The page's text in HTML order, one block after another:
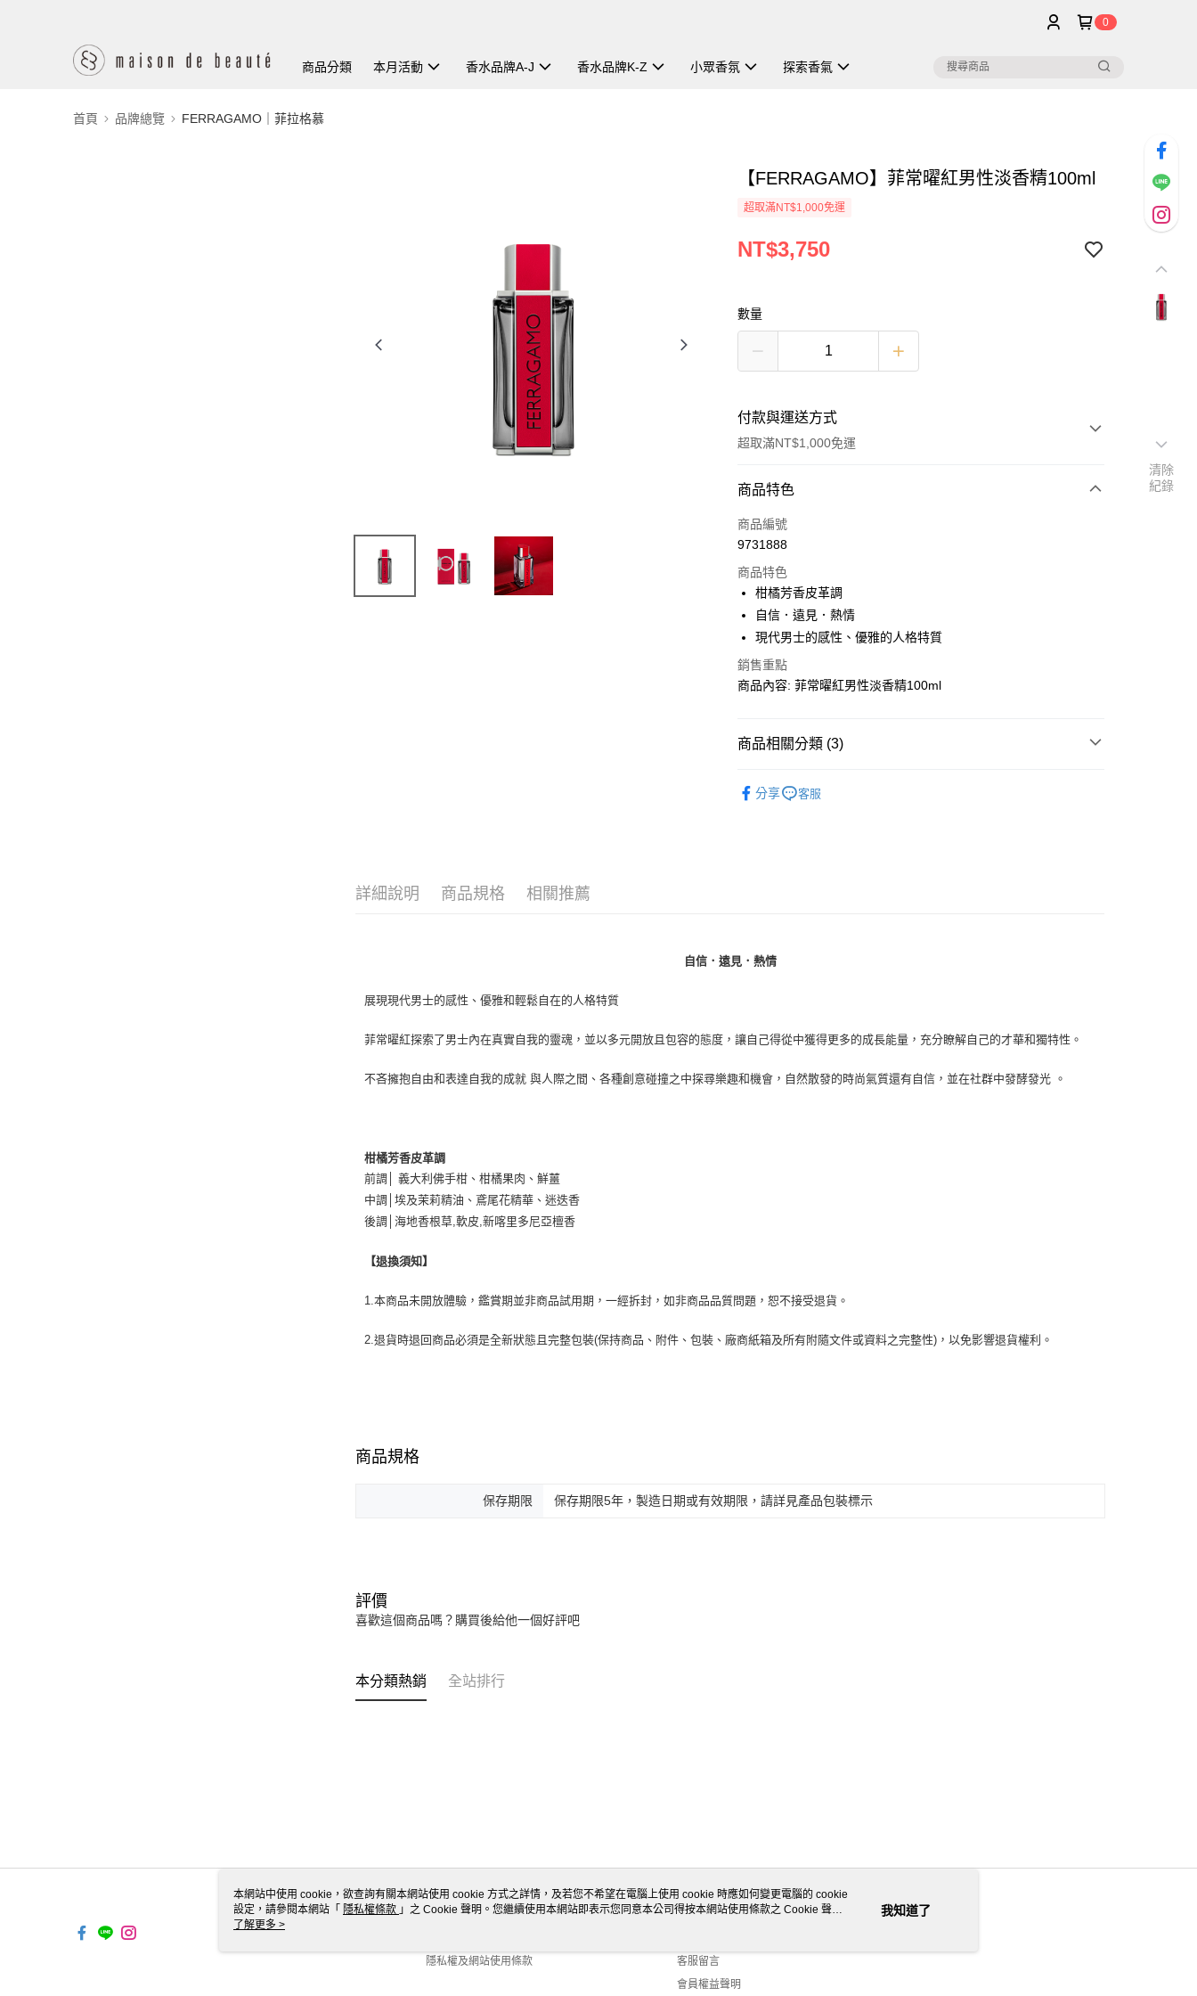
0
商品分類 本月活動 香水品牌A-J 香水品牌K-Z 小眾香氛 探索香氣
首頁 品牌總覽 FERRAGAMO｜菲拉格慕
【FERRAGAMO】菲常曜紅男性淡香精100ml
超取滿NT$1,000免運
NT$3,750
數量
付款與運送方式
超取滿NT$1,000免運
付款方式
信用卡一次付款
運送方式
付款後全家取貨
每筆NT$80，滿NT$1,000(含以上)免運費
每筆NT$80，滿NT$1,000(含以上)免運費
商品特色
商品編號
9731888
商品特色
柑橘芳香皮革調
自信．遠見．熱情
現代男士的感性、優雅的人格特質
銷售重點
商品內容: 菲常曜紅男性淡香精100ml
商品相關分類 (3)
分享 客服
詳細說明 商品規格 相關推薦
自信．遠見．熱情
展現現代男士的感性、優雅和輕鬆自在的人格特質
菲常曜紅探索了男士內在真實自我的靈魂，並以多元開放且包容的態度，讓自己得從中獲得更多的成長能量，充分瞭解自己的才華和獨特性。
不吝擁抱自由和表達自我的成就 與人際之間、各種創意碰撞之中探尋樂趣和機會，自然散發的時尚氣質還有自信，並在社群中發酵發光 。
柑橘芳香皮革調
前調│ 義大利佛手柑、柑橘果肉、鮮薑
中調│埃及茉莉精油、鳶尾花精華、迷迭香
後調│海地香根草,軟皮,新喀里多尼亞檀香
【退換須知】
1.本商品未開放體驗，鑑賞期並非商品試用期，一經拆封，如非商品品質問題，恕不接受退貨。
2.退貨時退回商品必須是全新狀態且完整包裝(保持商品、附件、包裝、廠商紙箱及所有附隨文件或資料之完整性)，以免影響退貨權利。
商品規格
保存期限 保存期限5年，製造日期或有效期限，請詳見產品包裝標示
評價
喜歡這個商品嗎？購買後給他一個好評吧
本分類熱銷 全站排行
關於我們
隱私權及網站使用條款
客服資訊
客服留言
會員權益聲明
清除
紀錄
本網站中使用 cookie，欲查詢有關本網站使用 cookie 方式之詳情，及若您不希望在電腦上使用 cookie 時應如何變更電腦的 cookie
設定，請參閱本網站「 隱私權條款 」之 Cookie 聲明。您繼續使用本網站即表示您同意本公司得按本網站使用條款之 Cookie 聲明
使用 cookie。
了解更多 >
我知道了